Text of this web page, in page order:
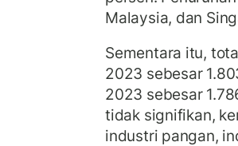
Malaysia, dan
Sementara itu,
2023 sebesar
2023 sebesar
tidak signifikan,
industri pangan,